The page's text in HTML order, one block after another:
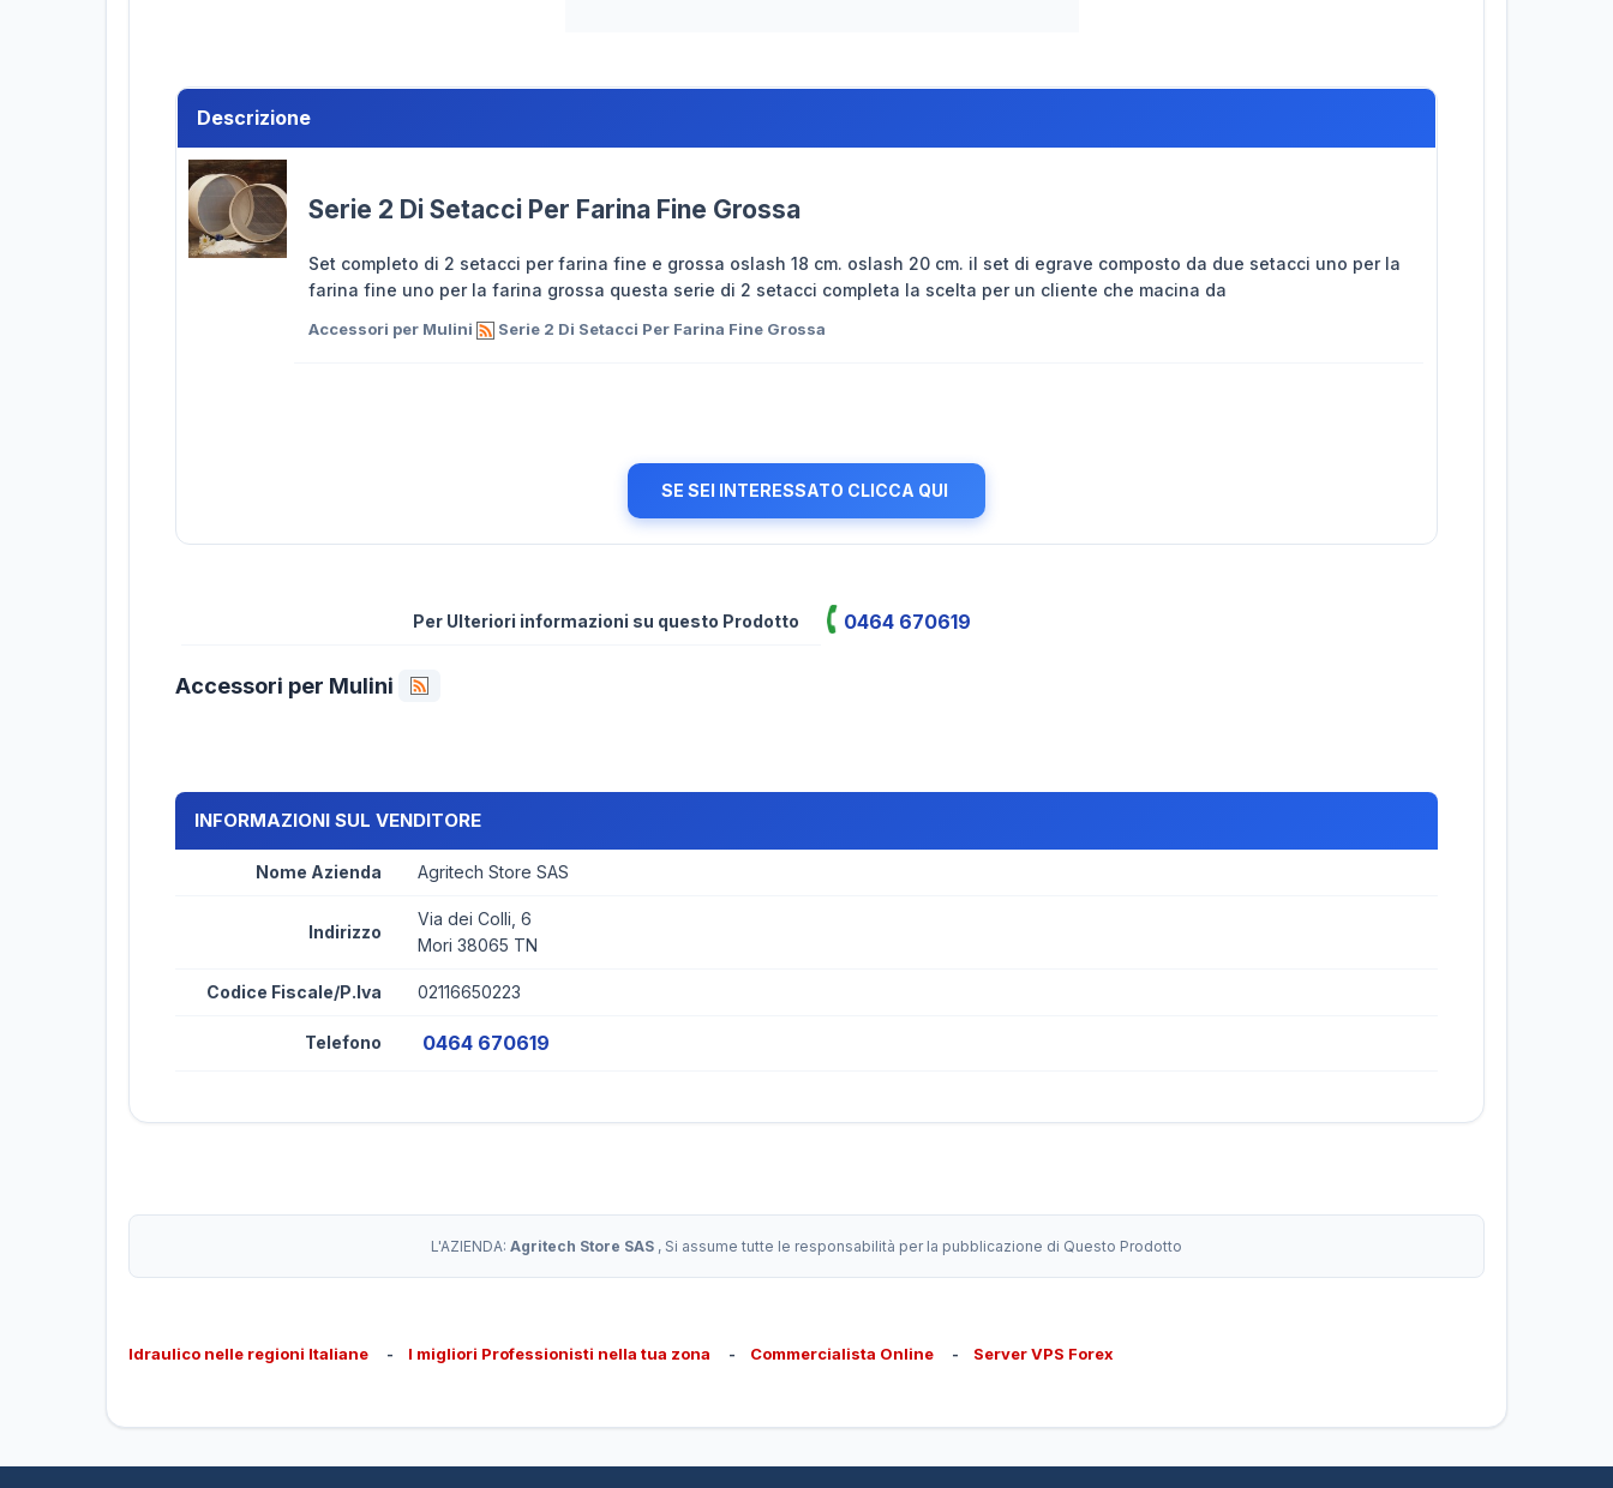
Descrizione
Serie 2 Di Setacci Per Farina Fine Grossa
Set completo di 2 setacci per farina fine e grossa oslash 18 cm. oslash 20 cm. il set di egrave composto da due setacci uno per la
farina fine uno per la farina grossa questa serie di 2 setacci completa la scelta per un cliente che macina da
Accessori per Mulini Serie 2 Di Setacci Per Farina Fine Grossa
SE SEI INTERESSATO CLICCA QUI
Per Ulteriori informazioni su questo Prodotto 0464 670619
Accessori per Mulini
INFORMAZIONI SUL VENDITORE
Nome Azienda Agritech Store SAS
Indirizzo
Via dei Colli, 6
Mori 38065 TN
Codice Fiscale/P.Iva 02116650223
Telefono 0464 670619
L'AZIENDA: Agritech Store SAS , Si assume tutte le responsabilità per la pubblicazione di Questo Prodotto
Idraulico nelle regioni Italiane - I migliori Professionisti nella tua zona - Commercialista Online - Server VPS Forex